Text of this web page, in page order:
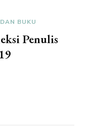
BUKU
Penulis